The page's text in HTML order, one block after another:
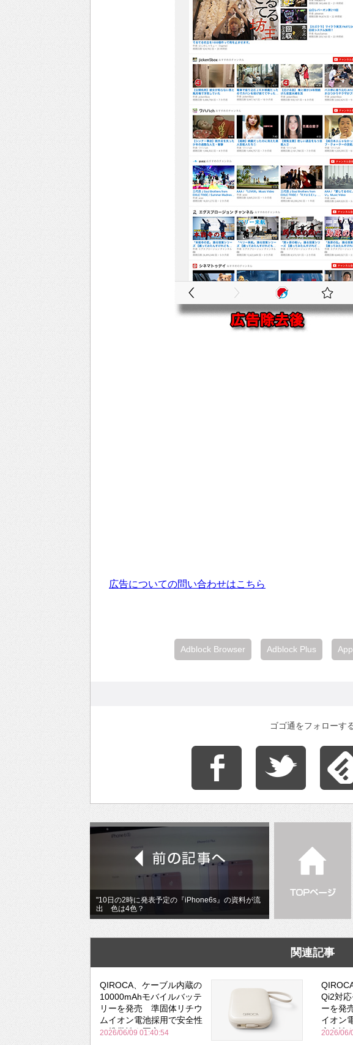
広告についての問い合わせはこちら
Adblock Browser Adblock Plus App
ゴゴ通をフォローす
"10日の2時に発表予定の『iPhone6s』の資料が流
出 色は4色？
関連記事
QIROCA、ケーブル内蔵の
10000mAhモバイルバッテ
リーを発売 準固体リチウ
ムイオン電池採用で安全性
と携帯性を両立
2026/06/09 01:40:54
Qi2対
ーを発
イオン
安全性
2026/06/